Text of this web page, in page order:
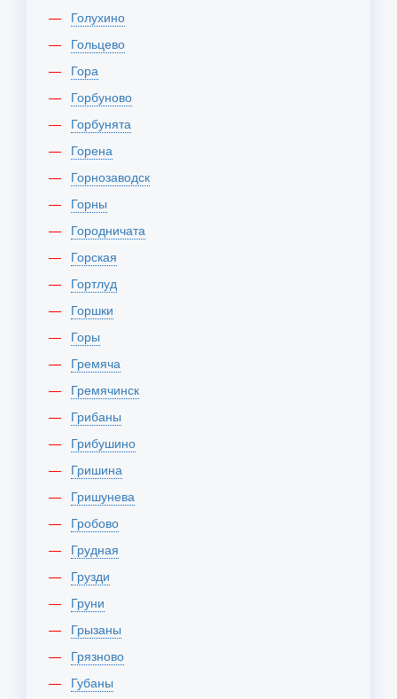
Голухино
Гольцево
Гора
Горбуново
Горбунята
Горена
Горнозаводск
Горны
Городничата
Горская
Гортлуд
Горшки
Горы
Гремяча
Гремячинск
Грибаны
Грибушино
Гришина
Гришунева
Гробово
Грудная
Грузди
Груни
Грызаны
Грязново
Губаны